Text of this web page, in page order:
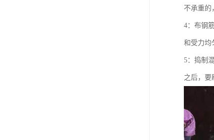
不承重的
4：布钢
和受力均
5：捣制
之后，要